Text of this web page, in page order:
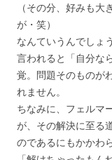
（その分、好みも
が・笑）
なんていうんでしょ
言われると「自分な
覚。問題そのものが
れません。
ちなみに、フェルマ
が、その解決に至る
のであるにもかかわ